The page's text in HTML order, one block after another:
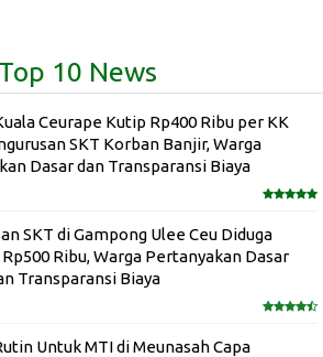
Top 10 News
Ceurape Kutip Rp400 Ribu per KK
SKT Korban Banjir, Warga
Dasar dan Transparansi Biaya
SKT di Gampong Ulee Ceu Diduga
Ribu, Warga Pertanyakan Dasar
Transparansi Biaya
Untuk MTI di Meunasah Capa